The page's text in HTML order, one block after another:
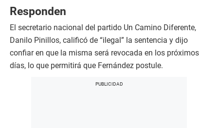
Responden
El secretario nacional del partido Un Camino Diferente,
Danilo Pinillos, calificó de “ilegal” la sentencia y dijo
confiar en que la misma será revocada en los próximos
días, lo que permitirá que Fernández postule.